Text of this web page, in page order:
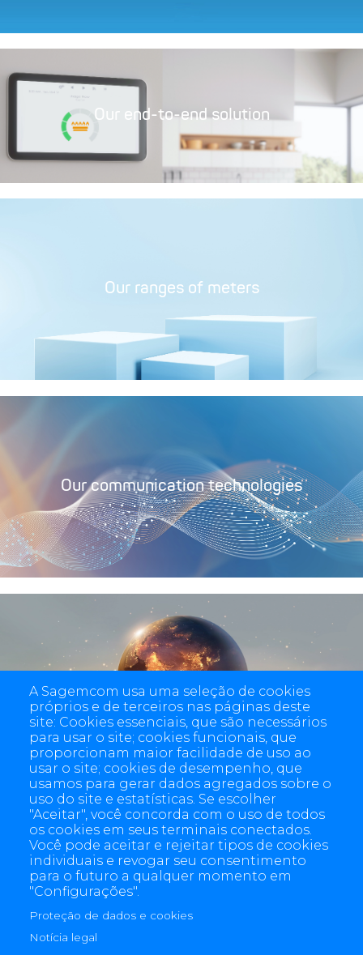
Our end-to-end solution
Our ranges of meters
Our communication technologies
Multi-energy solution
A Sagemcom usa uma seleção de cookies
próprios e de terceiros nas páginas deste
site: Cookies essenciais, que são necessários
para usar o site; cookies funcionais, que
proporcionam maior facilidade de uso ao
usar o site; cookies de desempenho, que
usamos para gerar dados agregados sobre o
uso do site e estatísticas. Se escolher
"Aceitar", você concorda com o uso de todos
os cookies em seus terminais conectados.
Você pode aceitar e rejeitar tipos de cookies
individuais e revogar seu consentimento
para o futuro a qualquer momento em
"Configurações".
Proteção de dados e cookies
Notícia legal
4 allée des Messageries, 92270 Bois-Colombes, France
+(33) 1 57 61 10 00